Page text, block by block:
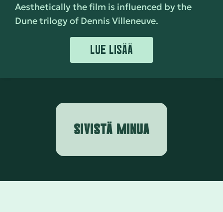
Aesthetically the film is influenced by the
Dune trilogy of Dennis Villeneuve.
LUE LISÄÄ
SIVISTÄ MINUA